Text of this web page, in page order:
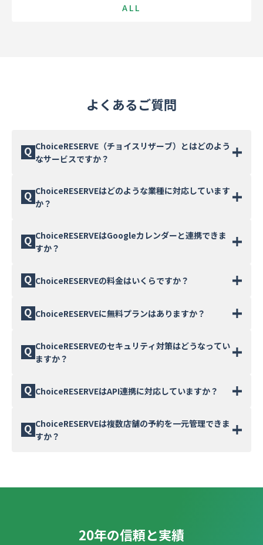
ALL
よくあるご質問
ChoiceRESERVE（チョイスリザーブ）とはどのよう
なサービスですか？
ChoiceRESERVEは、あらゆる業界・業種の「予約」課
題を解決するクラウド型予約管理システムです。予約受
ます。有償契約数5,000件以上、200を超える業種・用
途で活用されており、サービス継続率は92.2%です。
ChoiceRESERVEはどのような業種に対応しています
か？
金融機関の来店相談、自動車メーカーの試乗予約、会議
室・レンタルスペースの施設予約、セミナー・イベント
業種・用途に対応しています。伊予銀行、デンソー、さ
くらインターネットなど、大手企業の導入実績も豊富で
ChoiceRESERVEはGoogleカレンダーと連携できま
すか？
はい、Googleカレンダー連携に対応しています。
ンダーに自動的に反映され、予約の変更やキャンセルも
リアルタイムで同期されます。管理画面にログインしな
きます。
ChoiceRESERVEの料金はいくらですか？
月間予約件数に応じたコースをご用意しており、月額
10,001件以上のEnterpriseコースは個別見積もりとな
ります。料金ページのシミュレーション機能で最適なコ
ChoiceRESERVEに無料プランはありますか？
ChoiceRESERVEには無料プランのご用意はありませ
ん。最もリーズナブルなAコースは月額22,000円（税
較して、セキュリティ、API連携、Googleカレンダー連
携、複数拠点管理など、ビジネス運用に必要な機能を豊
ードいただけます。
ChoiceRESERVEのセキュリティ対策はどうなってい
ますか？
大手金融機関にも評価される万全のセキュリティ体制を
えており、厳しいセキュリティ基準を求める企業にも安
心してご利用いただけます。
ChoiceRESERVEはAPI連携に対応していますか？
はい、業界トップクラスの充実したAPIを提供していま
す。既存の基幹システムやCRMと予約データを自動連携
仕組みを構築できます。
ChoiceRESERVEは複数店舗の予約を一元管理できま
すか？
20年の信頼と実績